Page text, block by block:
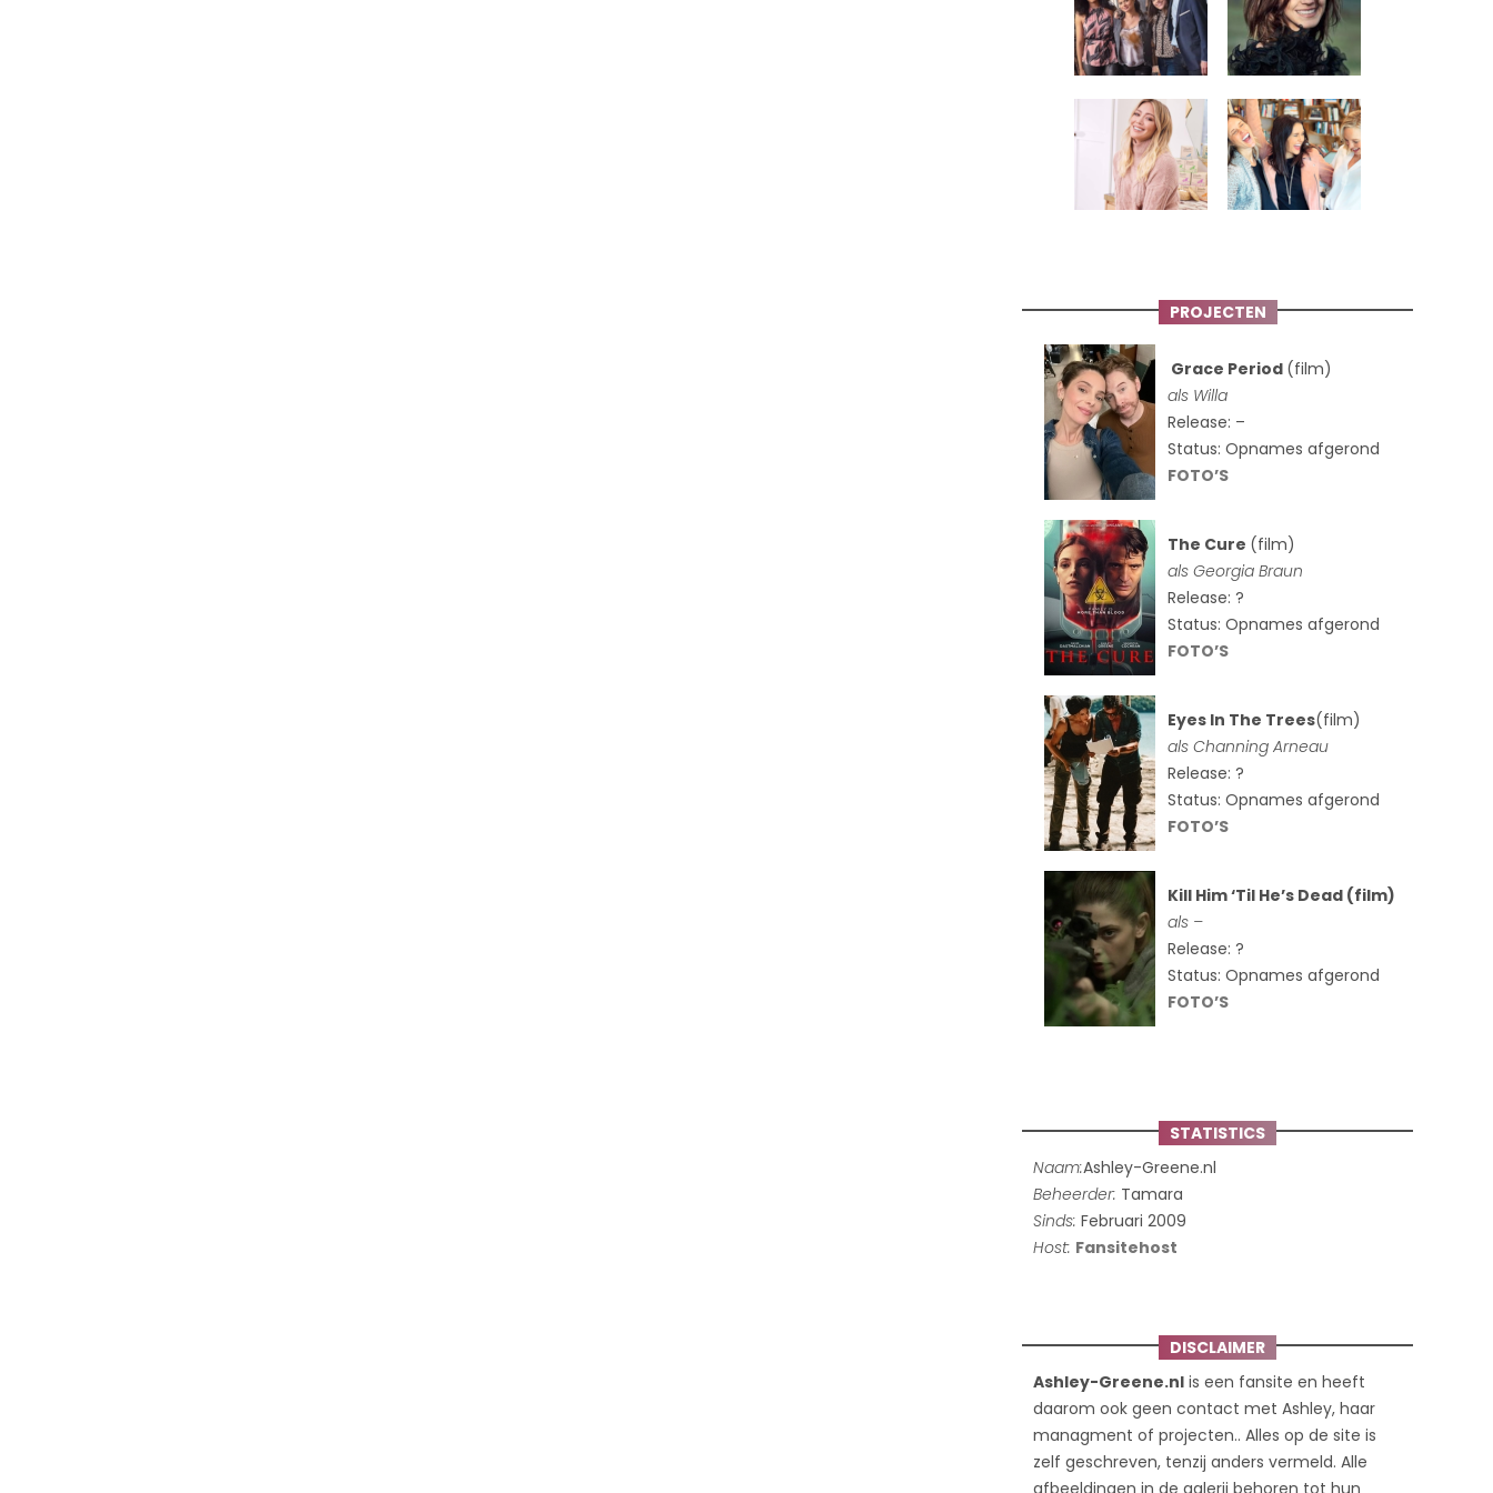
PROJECTEN
Grace Period (film)
als Willa
Release: –
Status: Opnames afgerond
FOTO’S
The Cure (film)
alsGeorgia Braun
Release: ?
Status: Opnames afgerond
FOTO’S
Eyes In The Trees(film)
als Channing Arneau
Release: ?
Status: Opnames afgerond
FOTO’S
Kill Him ‘Til He’s Dead (film)
als –
Release: ?
Status: Opnames afgerond
FOTO’S
STATISTICS
Naam:Ashley-Greene.nl
Beheerder: Tamara
Sinds: Februari 2009
Host: Fansitehost
DISCLAIMER
Ashley-Greene.nl is een fansite en heeft
daarom ook geen contact met Ashley, haar
managment of projecten.. Alles op de site is
zelf geschreven, tenzij anders vermeld. Alle
afbeeldingen in de galerij behoren tot hun